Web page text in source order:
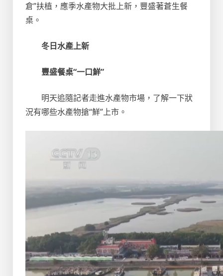
倉”扶植，應季水產物大批上新，豐盛著蒼生餐
桌。
冬日水產上新
豐盛餐桌“一口鮮”
明天追隨記者走進水產物市場，了解一下狀
況有哪些水產物搶“鮮”上市。